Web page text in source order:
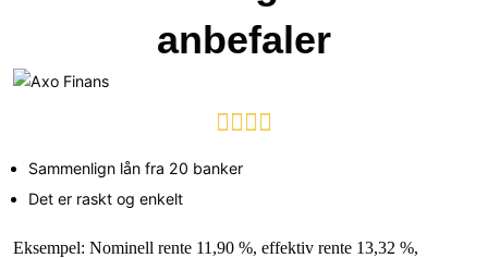
anbefaler
Sammenlign lån fra 20 banker
Det er raskt og enkelt
Eksempel: Nominell rente 11,90 %, effektiv rente 13,32 %,